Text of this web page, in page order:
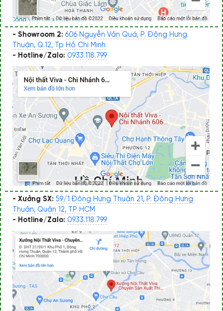
- Showroom 2: 606 Nguyễn Văn Quá, P. Đông Hưng
Thuận, Q.12, Tp Hồ Chí Minh
- Hotline/Zalo: 0933.118.799
- Xưởng SX: 59/1 Đông Hưng Thuận 21, P. Đông Hưng
Thuận, Quận 12, TP HCM
- Hotline/Zalo: 0933.118.799